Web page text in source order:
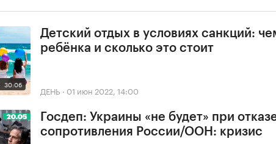
30:06
Детский отдых в условиях санкций:
ребёнка и сколько это стоит
ДЕНЬ · 01 июн 2022, 14:00
Госдеп: Украины «не будет» при
сопротивления России/ООН: кризис